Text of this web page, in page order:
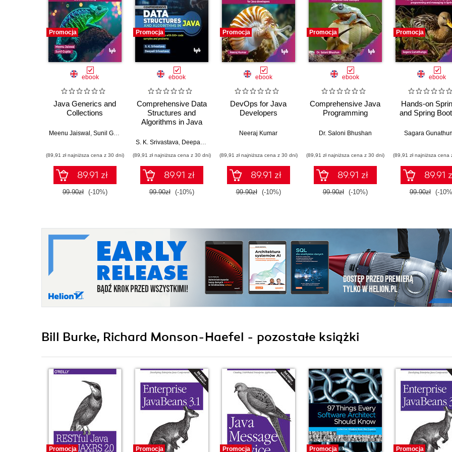
Promocja
ebook
Java Generics and
Collections
Meenu Jaiswal , Sunil Gupta
(89,91 zł najniższa cena z 30 dni)
89.91 zł
99.90zł (-10%)
Promocja
ebook
Comprehensive Data
Structures and
Algorithms in Java
S. K. Srivastava, Deepali Srivastava
(89,91 zł najniższa cena z 30 dni)
89.91 zł
99.90zł (-10%)
Promocja
ebook
DevOps for Java
Developers
Neeraj Kumar
(89,91 zł najniższa cena z 30 dni)
89.91 zł
99.90zł (-10%)
Promocja
ebook
Comprehensive Java
Programming
Dr. Saloni Bhushan
(89,91 zł najniższa cena z 30 dni)
89.91 zł
99.90zł (-10%)
Promocja
ebook
Hands-on
and Spring
Sagara
(89,91 zł najniższa cena
89.91
99.90zł (-
Bill Burke, Richard Monson-Haefel - pozostałe książki
Promocja Promocja Promocja Promocja Promocja